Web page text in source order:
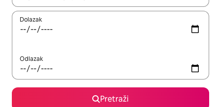
Dolazak
Odlazak
Pretraži